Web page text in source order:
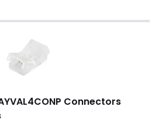
Connectors